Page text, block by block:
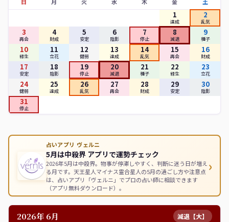
1
達成
2
乱気
3
再会
4
財成
5
安定
6
陰影
7
停止
8
減退
9
種子
10
緑生
11
立花
12
健弱
13
達成
14
乱気
15
再会
16
財成
17
安定
18
陰影
19
停止
20
減退
21
種子
22
緑生
23
立花
24
健弱
25
達成
26
乱気
27
再会
28
財成
29
安定
30
陰影
31
停止
占いアプリ ヴェルニ
5月は中殺界 アプリで運勢チェック
2026年5月は中殺界。物事が停滞しやすく、判断に迷う日が増え
る月です。天王星人マイナス霊合星人の5月の過ごし方や注意点
は、占いアプリ「ヴェルニ」でプロの占い師に相談できます
（アプリ無料ダウンロード）。
›
2026年 6月 減退【大】